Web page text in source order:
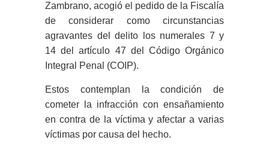
Zambrano, acogió el pedido de la Fiscalía
de considerar como circunstancias
agravantes del delito los numerales 7 y
14 del artículo 47 del Código Orgánico
Integral Penal (COIP).
Estos contemplan la condición de
cometer la infracción con ensañamiento
en contra de la víctima y afectar a varias
víctimas por causa del hecho.